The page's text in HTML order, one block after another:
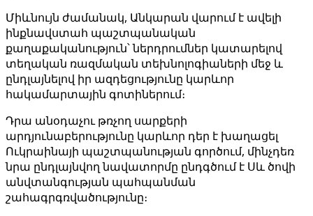
Միևնույն ժամանակ, Անկարան վարում է ավելի
ինքնավստահ պաշտպանական
քաղաքականություն՝ ներդրումներ կատարելով
տեղական ռազմական տեխնոլոգիաների մեջ և
ընդլայնելով իր ազդեցությունը կարևոր
հակամարտային գոտիներում։
Դրա անօդաչու թռչող սարքերի
արդյունաբերությունը կարևոր դեր է խաղացել
Ուկրաինայի պաշտպանության գործում, մինչդեռ
նրա ընդլայնվող նավատորմը ընդգծում է Սև ծովի
անվտանգության պահպանման
շահագրգռվածությունը։